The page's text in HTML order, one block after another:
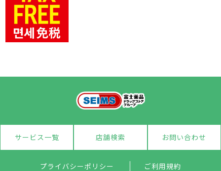
サービス一覧 店舗検索 お問い合わせ
プライバシーポリシー ご利用規約